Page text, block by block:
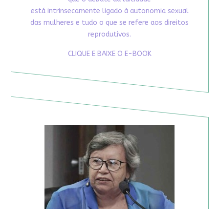
está intrinsecamente ligado à autonomia sexual
das mulheres e tudo o que se refere aos direitos
reprodutivos.
CLIQUE E BAIXE O E-BOOK